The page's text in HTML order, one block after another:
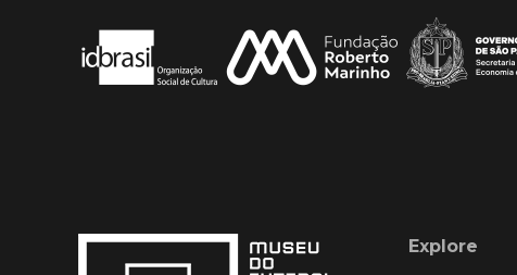
Explore